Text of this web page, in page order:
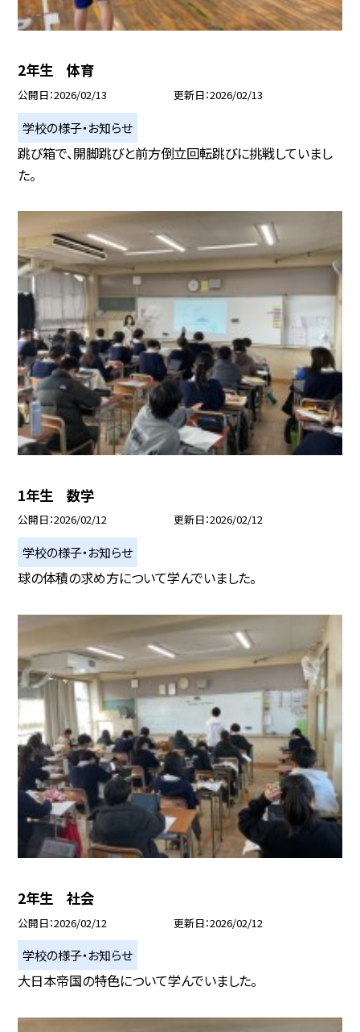
2年生 体育
公開日 2026/02/13 更新日 2026/02/13
学校の様子・お知らせ
跳び箱で、開脚跳びと前方倒立回転跳びに挑戦していまし
た。
1年生 数学
公開日 2026/02/12 更新日 2026/02/12
学校の様子・お知らせ
球の体積の求め方について学んでいました。
2年生 社会
公開日 2026/02/12 更新日 2026/02/12
学校の様子・お知らせ
大日本帝国の特色について学んでいました。